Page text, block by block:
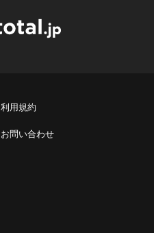
利用規約
お問い合わせ